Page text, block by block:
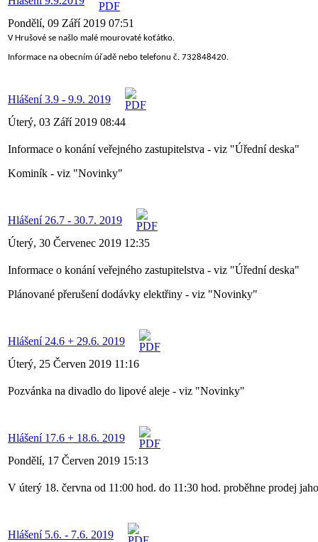
Pondělí, 09 Září 2019 07:51
V Hrušové se našlo malé mourovaté koťátko.
Informace na obecním úřadě nebo telefonu č. 732848420.
Hlášení 3.9 - 9.9. 2019
Úterý, 03 Září 2019 08:44
Informace o konání veřejného zastupitelstva - viz "Úřední deska"
Kominík - viz "Novinky"
Hlášení 26.7 - 30.7. 2019
Úterý, 30 Červenec 2019 12:35
Informace o konání veřejného zastupitelstva - viz "Úřední deska"
Plánované přerušení dodávky elektřiny - viz "Novinky"
Hlášení 24.6 + 29.6. 2019
Úterý, 25 Červen 2019 11:16
Pozvánka na divadlo do lipové aleje - viz "Novinky"
Hlášení 17.6 + 18.6. 2019
Pondělí, 17 Červen 2019 15:13
V úterý 18. června od 11:00 hod. do 11:30 hod. proběhne prodej
Hlášení 5.6. - 7.6. 2019